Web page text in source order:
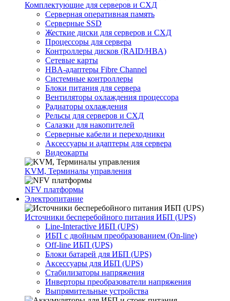
Комплектующие для серверов и СХД
Серверная оперативная память
Серверные SSD
Жесткие диски для серверов и СХД
Процессоры для сервера
Контроллеры дисков (RAID/HBA)
Сетевые карты
HBA-адаптеры Fibre Channel
Системные контроллеры
Блоки питания для сервера
Вентиляторы охлаждения процессора
Радиаторы охлаждения
Рельсы для серверов и СХД
Салазки для накопителей
Серверные кабели и переходники
Аксессуары и адаптеры для сервера
Видеокарты
KVM, Терминалы управления
NFV платформы
Электропитание
Источники бесперебойного питания ИБП (UPS)
Line-Interactive ИБП (UPS)
ИБП с двойным преобразованием (On-line)
Off-line ИБП (UPS)
Блоки батарей для ИБП (UPS)
Аксессуары для ИБП (UPS)
Стабилизаторы напряжения
Инверторы преобразователи напряжения
Выпрямительные устройства